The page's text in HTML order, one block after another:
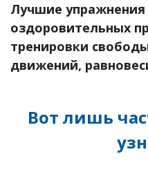
Лучшие упражнения
оздоровительных
тренировки
движений,
Вот лишь